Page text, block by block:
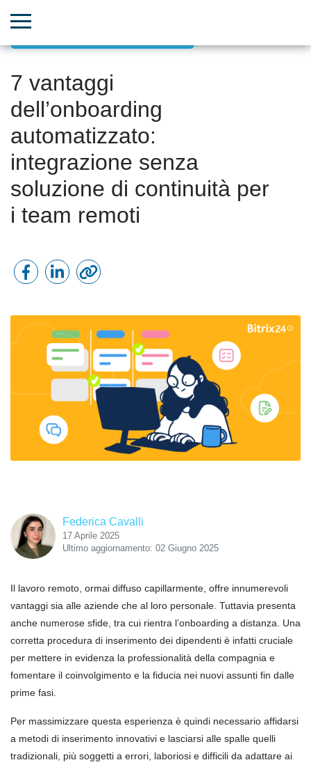
7 vantaggi
dell’onboarding
automatizzato:
integrazione senza
soluzione di continuità per
i team remoti
Federica Cavalli
17 Aprile 2025
Ultimo aggiornamento: 02 Giugno 2025
Il lavoro remoto, ormai diffuso capillarmente, offre innumerevoli
vantaggi sia alle aziende che al loro personale. Tuttavia presenta
anche numerose sfide, tra cui rientra l’onboarding a distanza. Una
corretta procedura di inserimento dei dipendenti è infatti cruciale
per mettere in evidenza la professionalità della compagnia e
fomentare il coinvolgimento e la fiducia nei nuovi assunti fin dalle
prime fasi.
Per massimizzare questa esperienza è quindi necessario affidarsi
a metodi di inserimento innovativi e lasciarsi alle spalle quelli
tradizionali, più soggetti a errori, laboriosi e difficili da adattare ai